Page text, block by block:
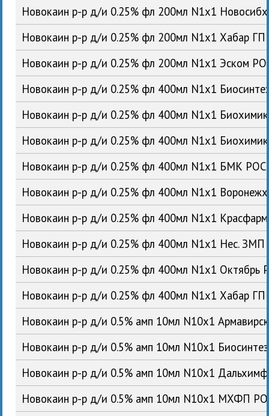
Новокаин р-р д/и 0.25% фл 200мл N1x1
Новокаин р-р д/и 0.25% фл 200мл N1x1 Хабар
Новокаин р-р д/и 0.25% фл 200мл N1x1 Эском
Новокаин р-р д/и 0.25% фл 400мл N1x1
Новокаин р-р д/и 0.25% фл 400мл N1x1
Новокаин р-р д/и 0.25% фл 400мл N1x1
Новокаин р-р д/и 0.25% фл 400мл N1x1 БМК РОС
Новокаин р-р д/и 0.25% фл 400мл N1x1
Новокаин р-р д/и 0.25% фл 400мл N1x1
Новокаин р-р д/и 0.25% фл 400мл N1x1 Нес.
Новокаин р-р д/и 0.25% фл 400мл N1x1 Октябрь
Новокаин р-р д/и 0.25% фл 400мл N1x1 Хабар
Новокаин р-р д/и 0.5% амп 10мл N10x1
Новокаин р-р д/и 0.5% амп 10мл N10x1
Новокаин р-р д/и 0.5% амп 10мл N10x1
Новокаин р-р д/и 0.5% амп 10мл N10x1 МХФП